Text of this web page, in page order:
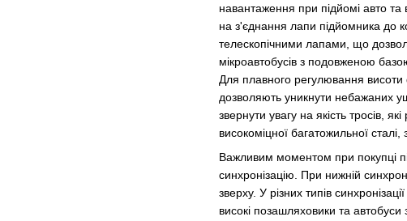
навантаження при підйомі авто та
на з'єднання лапи підйомника до
телескопічними лапами, що
мікроавтобусів з подовженою
Для плавного регулювання висоти
дозволяють уникнути небажаних
звернути увагу на якість тросів,
високоміцної багатожильної сталі,
Важливим моментом при покупці
синхронізацію. При нижній
зверху. У різних типів
високі позашляховики та